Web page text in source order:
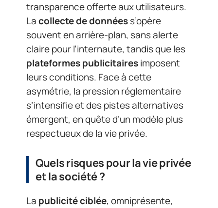
transparence offerte aux utilisateurs.
Lacollecte de donnéess’opère
souvent en arrière-plan, sans alerte
claire pour l’internaute, tandis que les
plateformes publicitairesimposent
leurs conditions. Face à cette
asymétrie, la pression réglementaire
s’intensifie et des pistes alternatives
émergent, en quête d’un modèle plus
respectueux de la vie privée.
Quels risques pour la vie privée
et la société ?
La publicité ciblée, omniprésente,